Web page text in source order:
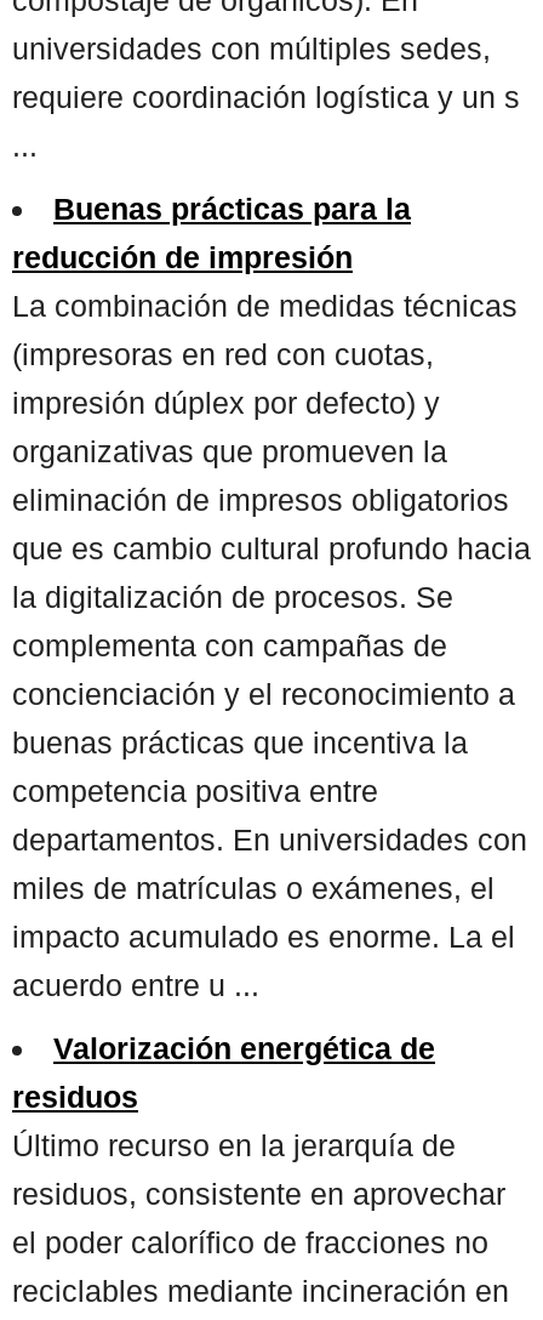
universidades con múltiples sedes,
requiere coordinación logística y un s
...
Buenas prácticas para la
reducción de impresión
La combinación de medidas técnicas
(impresoras en red con cuotas,
impresión dúplex por defecto) y
organizativas que promueven la
eliminación de impresos obligatorios
que es cambio cultural profundo hacia
la digitalización de procesos. Se
complementa con campañas de
concienciación y el reconocimiento a
buenas prácticas que incentiva la
competencia positiva entre
departamentos. En universidades con
miles de matrículas o exámenes, el
impacto acumulado es enorme. La el
acuerdo entre u ...
Valorización energética de
residuos
Último recurso en la jerarquía de
residuos, consistente en aprovechar
el poder calorífico de fracciones no
reciclables mediante incineración en